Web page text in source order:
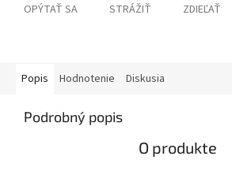
OPÝTAŤ SA STRÁŽIŤ ZDIEĽAŤ
Popis Hodnotenie Diskusia
Podrobný popis
O produkte